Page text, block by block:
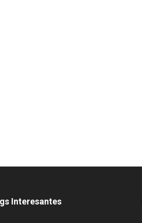
Interesantes